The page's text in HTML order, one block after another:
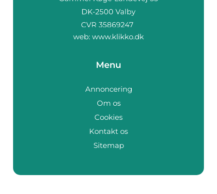
web: www.klikko.dk
Menu
Annoncering
Om os
Cookies
Kontakt os
Sitemap